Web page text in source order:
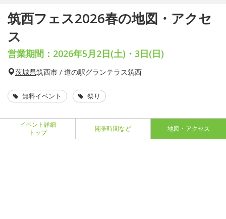
筑西フェス2026春の地図・アクセ
ス
営業期間：2026年5月2日(土)・3日(日)
茨城県筑西市 / 道の駅グランテラス筑西
無料イベント 祭り
イベント詳細
トップ
開催時間など 地図・アクセス